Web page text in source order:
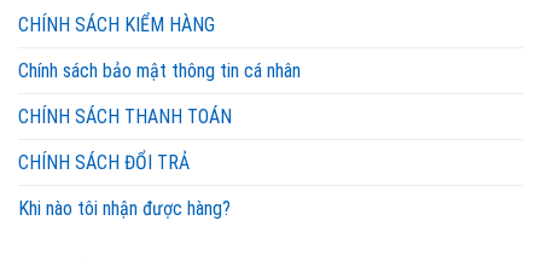
CHÍNH SÁCH KIỂM HÀNG
Chính sách bảo mật thông tin cá nhân
CHÍNH SÁCH THANH TOÁN
CHÍNH SÁCH ĐỔI TRẢ
Khi nào tôi nhận được hàng?